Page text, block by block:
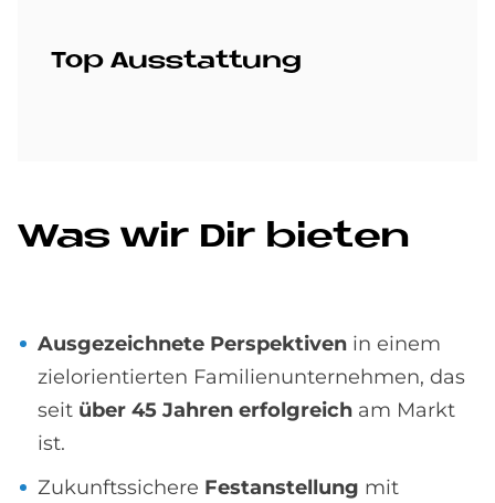
Top Aus­stat­tung
Was wir Dir bie­ten
Ausgezeichnete Perspektiven in einem
zielorientierten Familienunternehmen, das
seit über 45 Jahren erfolgreich am Markt
ist.
Zukunftssichere Festanstellung mit